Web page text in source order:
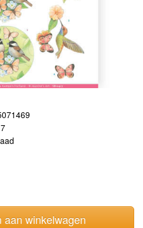
winkelwagen